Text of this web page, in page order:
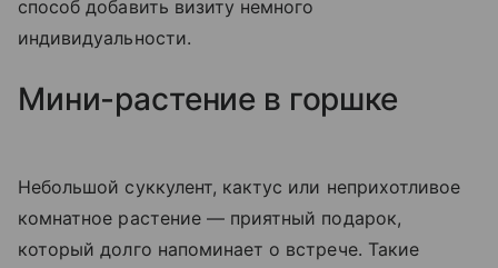
способ добавить визиту немного
индивидуальности.
Мини-растение в горшке
Небольшой суккулент, кактус или неприхотливое
комнатное растение — приятный подарок,
который долго напоминает о встрече. Такие